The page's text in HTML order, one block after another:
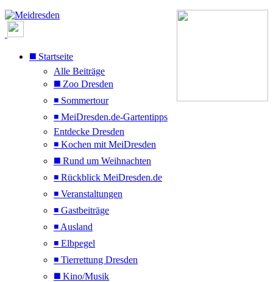
◼️ Startseite
Alle Beiträge
◼️ Zoo Dresden
◾ Sommertour
◾ MeiDresden.de-Gartentipps
Entdecke Dresden
◾ Kochen mit MeiDresden
◼️ Rund um Weihnachten
◾ Rückblick MeiDresden.de
◾ Veranstaltungen
◾ Gastbeiträge
◾ Ausland
◾ Elbpegel
◾ Tierrettung Dresden
◼️ Kino/Musik